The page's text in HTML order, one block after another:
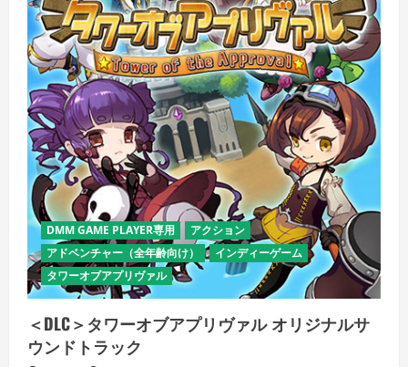
DMM GAME PLAYER専用
アクション
アドベンチャー（全年齢向け）
インディーゲーム
タワーオブアプリヴァル
＜DLC＞タワーオブアプリヴァル オリジナルサ
ウンドトラック